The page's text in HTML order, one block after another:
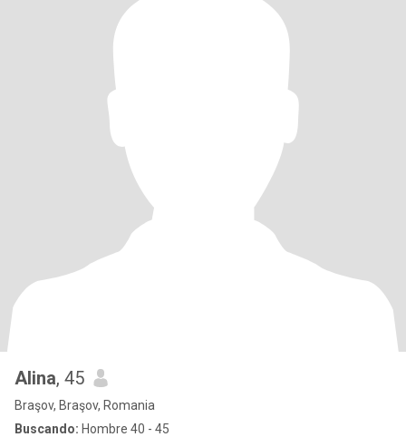
Alina, 45
Braşov, Braşov, Romania
Buscando: Hombre 40 - 45